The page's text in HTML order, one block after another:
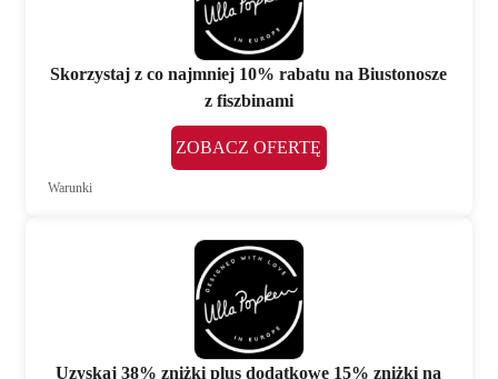
Skorzystaj z co najmniej 10% rabatu na Biustonosze
z fiszbinami
ZOBACZ OFERTĘ
Warunki
Uzyskaj 38% zniżki plus dodatkowe 15% zniżki na